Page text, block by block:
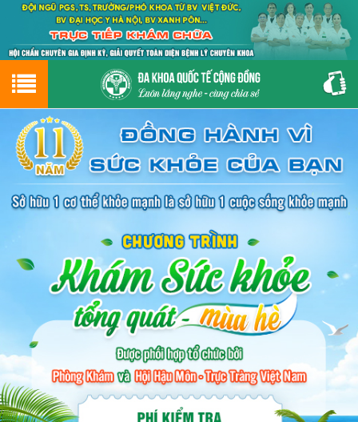
Hotline0243.9656.999tư vấn miễn phí
GIỚI THIỆU
GIỚI THIỆU VỀ PHÒNG KHÁM
CƠ SỞ VẬT CHẤT
ĐẶT HẸN LỊCH KHÁM
ĐƯỜNG TỚI PHÒNG KHÁM
PHỤ KHOA
BỆNH HẬU MÔN
BỆNH XÃ HỘI